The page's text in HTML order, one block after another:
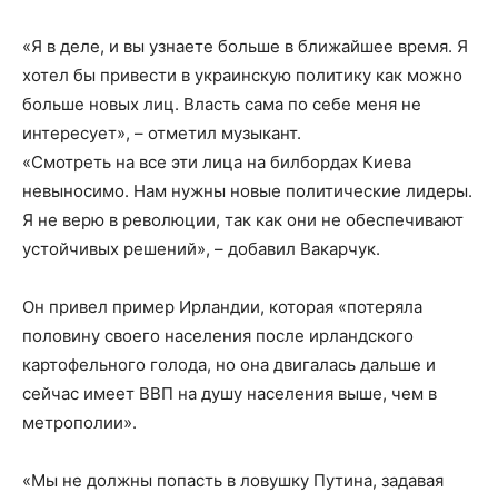
«Я в деле, и вы узнаете больше в ближайшее время. Я
хотел бы привести в украинскую политику как можно
больше новых лиц. Власть сама по себе меня не
интересует», – отметил музыкант.
«Смотреть на все эти лица на билбордах Киева
невыносимо. Нам нужны новые политические лидеры.
Я не верю в революции, так как они не обеспечивают
устойчивых решений», – добавил Вакарчук.
Он привел пример Ирландии, которая «потеряла
половину своего населения после ирландского
картофельного голода, но она двигалась дальше и
сейчас имеет ВВП на душу населения выше, чем в
метрополии».
«Мы не должны попасть в ловушку Путина, задавая